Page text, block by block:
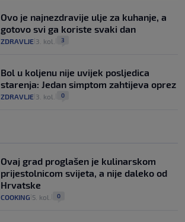
Ovo je najnezdravije ulje za kuhanje, a
gotovo svi ga koriste svaki dan
ZDRAVLJE 3. kol. 3
Bol u koljenu nije uvijek posljedica
starenja: Jedan simptom zahtijeva oprez
ZDRAVLJE 3. kol. 0
Ovaj grad proglašen je kulinarskom
prijestolnicom svijeta, a nije daleko od
Hrvatske
COOKING 5. kol. 0